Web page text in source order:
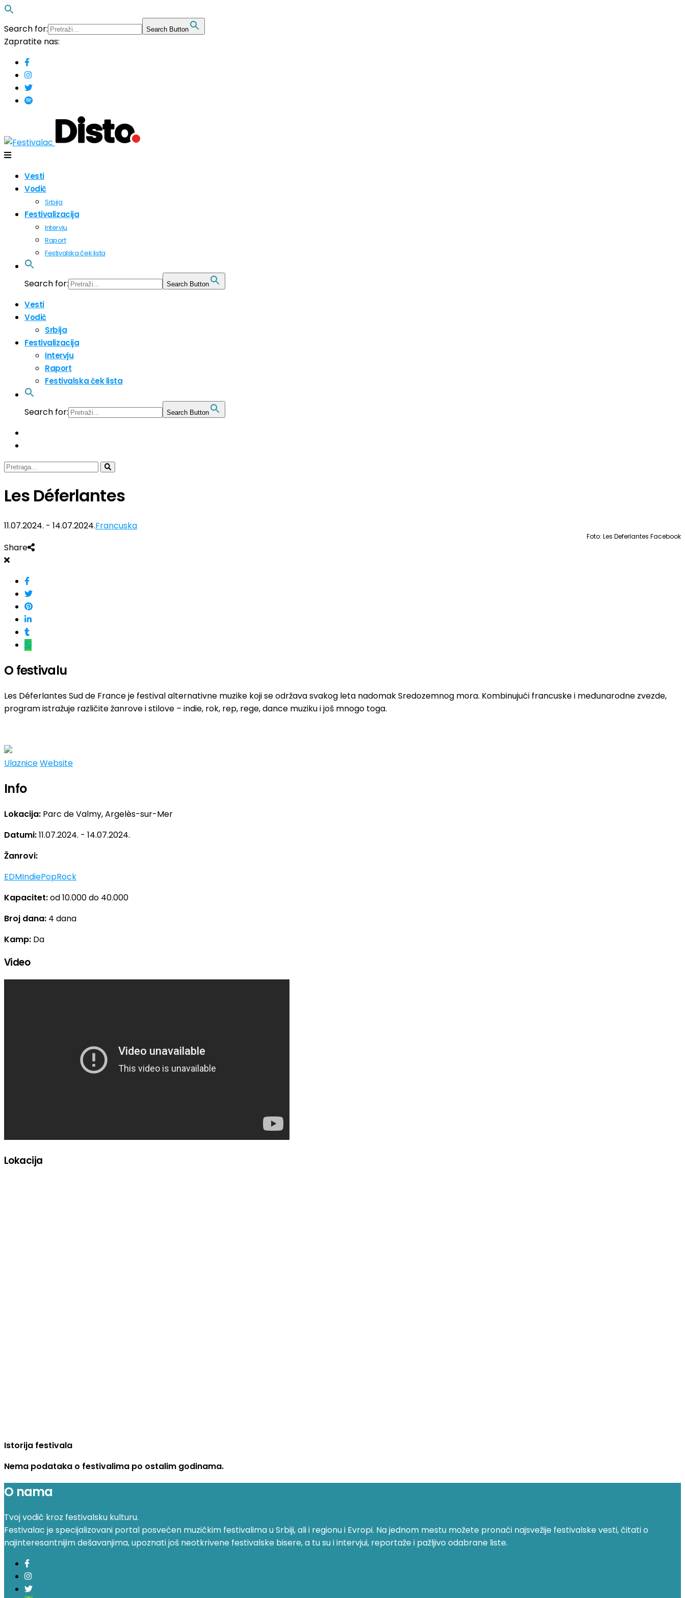
Search for: Search Button
Zapratite nas:
Vesti
Vodič
Srbija
Festivalizacija
Intervju
Raport
Festivalska ček lista
Search for: Search Button
Vesti
Vodič
Srbija
Festivalizacija
Intervju
Raport
Festivalska ček lista
Search for: Search Button
Les Déferlantes
11.07.2024. - 14.07.2024.Francuska
Foto: Les Deferlantes Facebook
Share
O festivalu
Les Déferlantes Sud de France je festival alternativne muzike koji se održava svakog leta nadomak Sredozemnog mora. Kombinujući francuske i međunarodne zvezde,
program istražuje različite žanrove i stilove – indie, rok, rep, rege, dance muziku i još mnogo toga.
UlazniceWebsite
Info
Lokacija: Parc de Valmy, Argelès-sur-Mer
Datumi:11.07.2024. - 14.07.2024.
Žanrovi:
EDMIndiePopRock
Kapacitet:od 10.000 do 40.000
Broj dana: 4 dana
Kamp: Da
Video
Lokacija
Istorija festivala
Nema podataka o festivalima po ostalim godinama.
O nama
Tvoj vodič kroz festivalsku kulturu.
Festivalac je specijalizovani portal posvećen muzičkim festivalima u Srbiji, ali i regionu i Evropi. Na jednom mestu možete pronaći najsvežije festivalske vesti, čitati o
najinteresantnijim dešavanjima, upoznati još neotkrivene festivalske bisere, a tu su i intervjui, reportaže i pažljivo odabrane liste.